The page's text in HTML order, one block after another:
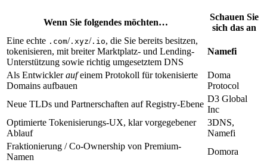
Wenn Sie folgendes möchten…
Schauen Sie
sich das an
Eine echte .com/ .xyz/ .io, die Sie bereits besitzen,
tokenisieren, mit breiter Marktplatz- und Lending-
Unterstützung sowie richtig umgesetztem DNS
Namefi
Als Entwickleraufeinem Protokoll für tokenisierte
Domains aufbauen
Doma
Protocol
Neue TLDs und Partnerschaften auf Registry-Ebene
D3 Global
Inc
Optimierte Tokenisierungs-UX, klar vorgegebener
Ablauf
3DNS,
Namefi
Fraktionierung / Co-Ownership von Premium-
Namen
Domora